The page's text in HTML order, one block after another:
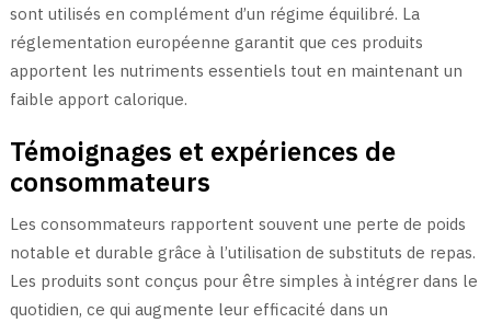
sont utilisés en complément d’un régime équilibré. La
réglementation européenne garantit que ces produits
apportent les nutriments essentiels tout en maintenant un
faible apport calorique.
Témoignages et expériences de
consommateurs
Les consommateurs rapportent souvent une perte de poids
notable et durable grâce à l’utilisation de substituts de repas.
Les produits sont conçus pour être simples à intégrer dans le
quotidien, ce qui augmente leur efficacité dans un